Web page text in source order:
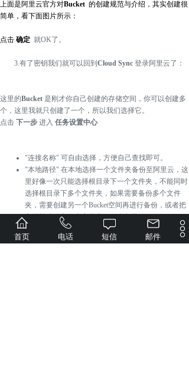
上面是阿里云官方对Bucket 的创建规范与介绍，其实创建很
简单，看下面图片所示：
点击 确定 就OK了。
3.有了密钥我们就可以回到 Cloud Sync 登录阿里云了：
这里的Bucket 是刚才你自己创建的存储空间，你可以创建多
个，这里我就只创建了一个，所以我们选择它。
点击 下一步 进入 任务设置中心
"连接名称" 可自由选择，方便自己查找即可。
"本地路径" 在本地选择一个文件夹备份至阿里云，这
里好像一次只能选择根目录下一个文件夹，不能同时
选择根目录下多个文件夹，如果需要备份多个文件
夹，需要创建另一个Bucket空间再进行备份，或者把
文件转移放在一个文件夹下一次备份
"
远程路径"默认根目录下就好了，它会根据你上传的
文件名自动放在阿里云对象存储空间中，就跟你原文
首页 电话 短信 邮件